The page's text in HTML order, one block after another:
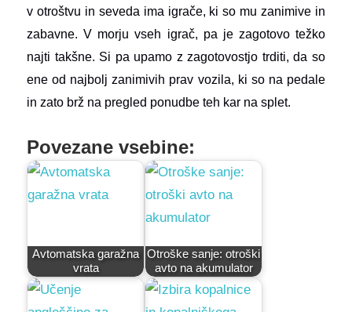
v otroštvu in seveda ima igrače, ki so mu zanimive in
zabavne. V morju vseh igrač, pa je zagotovo težko
najti takšne. Si pa upamo z zagotovostjo trditi, da so
ene od najbolj zanimivih prav vozila, ki so na pedale
in zato brž na pregled ponudbe teh kar na splet.
Povezane vsebine:
Avtomatska garažna
vrata
Otroške sanje: otroški
avto na akumulator